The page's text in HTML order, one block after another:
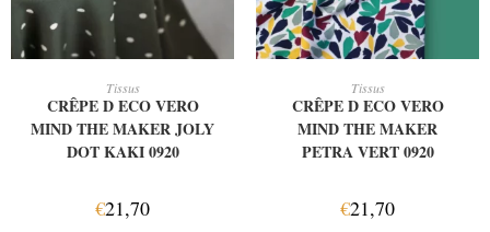
LIRE LA SUITE
Tissus
CRÊPE D ECO VERO
MIND THE MAKER JOLY
DOT KAKI 0920
€21,70
AJOUTER AU PANIER
Tissus
CRÊPE D ECO VERO
MIND THE MAKER
PETRA VERT 0920
€21,70